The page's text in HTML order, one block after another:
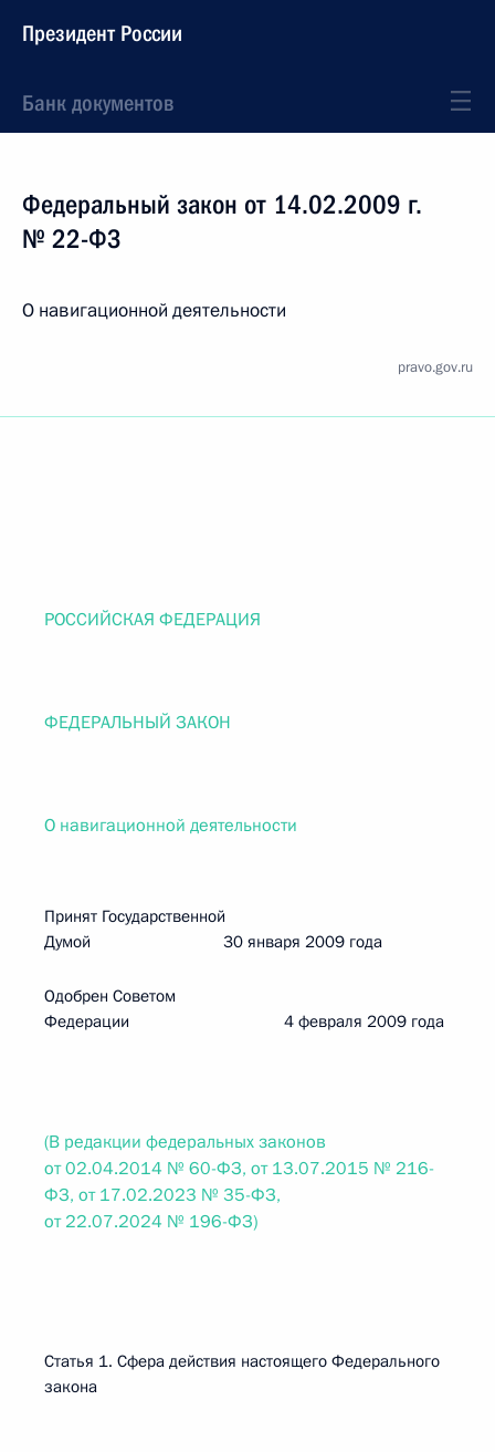
Президент России
Банк документов
Федеральный закон от 14.02.2009 г.
№ 22-ФЗ
О навигационной деятельности
pravo.gov.ru
РОССИЙСКАЯ ФЕДЕРАЦИЯ
ФЕДЕРАЛЬНЫЙ ЗАКОН
О навигационной деятельности
Принят Государственной
Думой 30 января 2009 года
Одобрен Советом
Федерации 4 февраля 2009 года
(В редакции федеральных законов
от 02.04.2014 № 60-ФЗ, от 13.07.2015 № 216-
ФЗ, от 17.02.2023 № 35-ФЗ,
от 22.07.2024 № 196-ФЗ)
Статья 1. Сфера действия настоящего Федерального
закона